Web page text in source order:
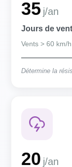
35 j/an
Jours de
Vents > 60 km/h
Détermine la
20 j/an